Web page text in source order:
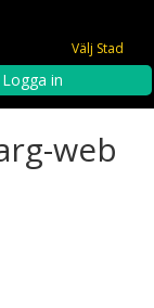
Välj Stad
Logga in
web